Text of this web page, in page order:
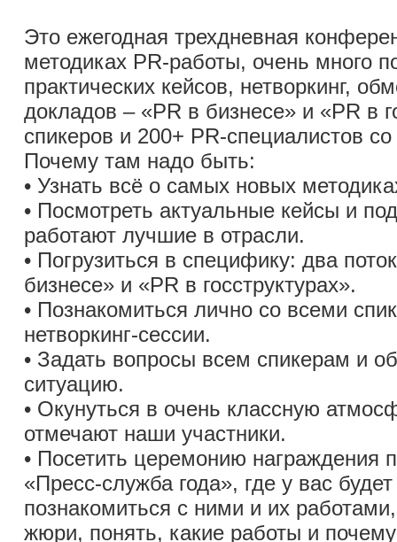
Это ежегодная трехдневная
методиках PR-работы, очень много
практических кейсов, нетворкинг,
докладов – «PR в бизнесе» и «PR в
спикеров и 200+ PR-специалистов
Почему там надо быть:
• Узнать всё о самых новых
• Посмотреть актуальные кейсы и
работают лучшие в отрасли.
• Погрузиться в специфику: два
бизнесе» и «PR в госструктурах».
• Познакомиться лично со всеми
нетворкинг-сессии.
• Задать вопросы всем спикерам и
ситуацию.
• Окунуться в очень классную
отмечают наши участники.
• Посетить церемонию награждения
«Пресс-служба года», где у вас
познакомиться с ними и их
жюри, понять, какие работы и